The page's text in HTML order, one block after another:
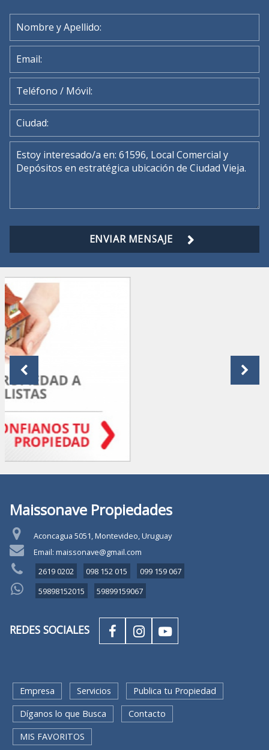
ENVIAR MENSAJE
Maissonave Propiedades
Aconcagua 5051, Montevideo, Uruguay
Email: maissonave@gmail.com
2619 0202
098 152 015
099 159 067
59898152015
59899159067
REDES SOCIALES
Empresa Servicios
Publica tu Propiedad
Díganos lo que Busca
Contacto
MIS FAVORITOS